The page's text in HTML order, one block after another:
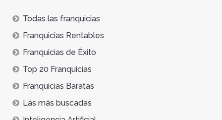
Todas las franquicias
Franquicias Rentables
Franquicias de Éxito
Top 20 Franquicias
Franquicias Baratas
Lás más buscadas